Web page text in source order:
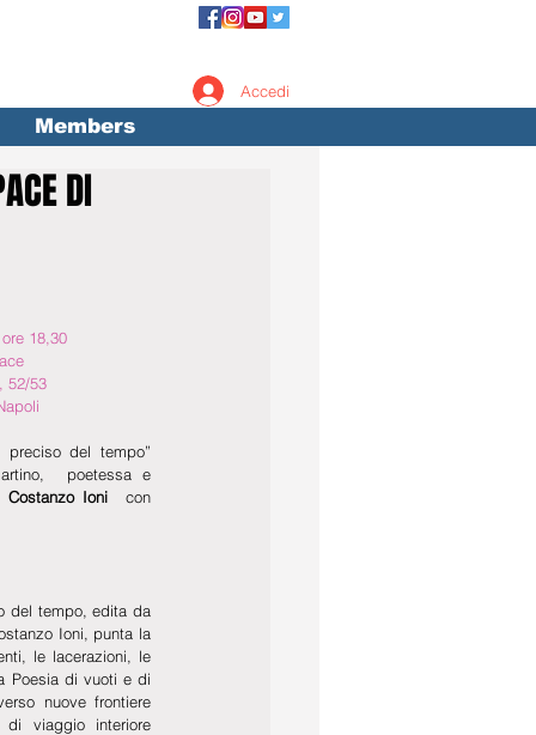
Members
Accedi
DI
18,30
52/53
del tempo”
poetessa e
Costanzo Ioni
con
del tempo, edita da
Ioni, punta la
le lacerazioni, le
Poesia di vuoti e di
nuove frontiere
di viaggio interiore